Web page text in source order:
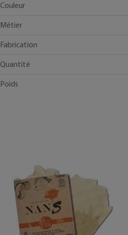
Couleur
Métier
Fabrication
Quantité
Poids